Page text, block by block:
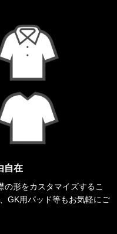
自在
の形をカスタマイズするこ
GK用パッド等もお気軽にご